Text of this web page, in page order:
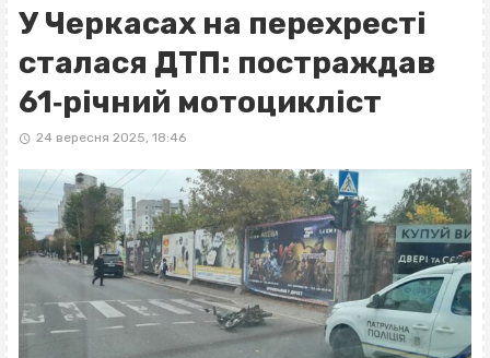
У Черкасах на перехресті
сталася ДТП: постраждав
61‐річний мотоцикліст
24 вересня 2025, 18:46